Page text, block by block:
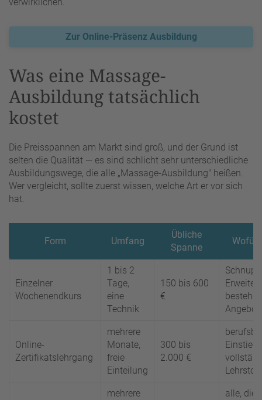
Zur Online-Präsenz Ausbildung
Was eine Massage-
Ausbildung tatsächlich
kostet
Die Preisspannen am Markt sind groß, und der Grund ist
selten die Qualität — es sind schlicht sehr unterschiedliche
Ausbildungswege, die alle „Massage-Ausbildung" heißen.
Wer vergleicht, sollte zuerst wissen, welche Art er vor sich
hat.
Form Umfang
Übliche
Spanne
Wofür
Einzelner
Wochenendkurs
1 bis 2
Tage,
eine
Technik
150 bis 600
€
Online-
Zertifikatslehrgang
mehrere
Monate,
freie
Einteilung
300 bis
2.000 €
Einstieg
Lehrstoff
mehrere
alle, die